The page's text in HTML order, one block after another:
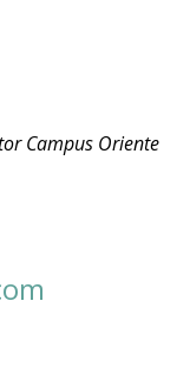
Campus Oriente